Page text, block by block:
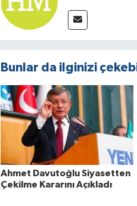
Bunlar da ilginizi
Ahmet Davutoğlu Siyasetten
Çekilme Kararını Açıkladı